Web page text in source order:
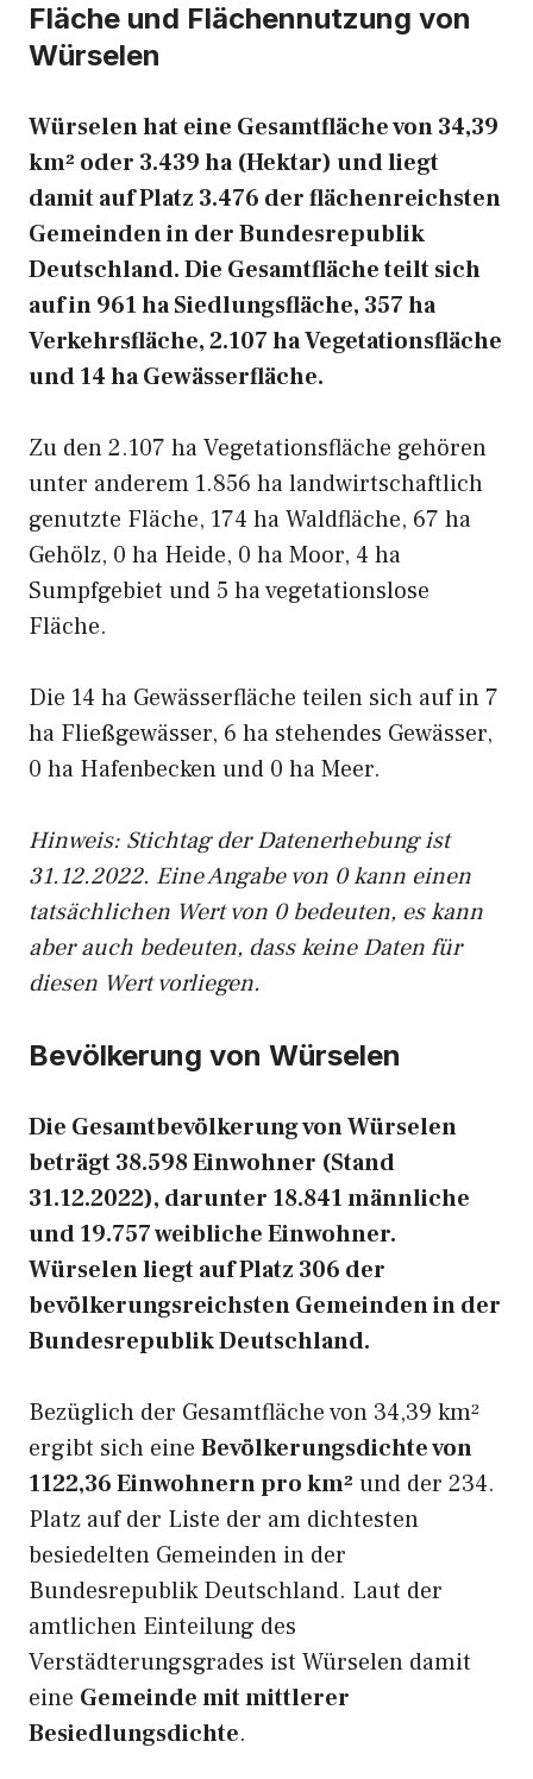
Fläche und Flächennutzung von
Würselen
Würselen hat eine Gesamtfläche von 34,39
km² oder 3.439 ha (Hektar) und liegt
damit auf Platz 3.476 der flächenreichsten
Gemeinden in der Bundesrepublik
Deutschland. Die Gesamtfläche teilt sich
auf in 961 ha Siedlungsfläche, 357 ha
Verkehrsfläche, 2.107 ha Vegetationsfläche
und 14 ha Gewässerfläche.
Zu den 2.107 ha Vegetationsfläche gehören
unter anderem 1.856 ha landwirtschaftlich
genutzte Fläche, 174 ha Waldfläche, 67 ha
Gehölz, 0 ha Heide, 0 ha Moor, 4 ha
Sumpfgebiet und 5 ha vegetationslose
Fläche.
Die 14 ha Gewässerfläche teilen sich auf in 7
ha Fließgewässer, 6 ha stehendes Gewässer,
0 ha Hafenbecken und 0 ha Meer.
Hinweis: Stichtag der Datenerhebung ist
31.12.2022. Eine Angabe von 0 kann einen
tatsächlichen Wert von 0 bedeuten, es kann
aber auch bedeuten, dass keine Daten für
diesen Wert vorliegen.
Bevölkerung von Würselen
Die Gesamtbevölkerung von Würselen
beträgt 38.598 Einwohner (Stand
31.12.2022), darunter 18.841 männliche
und 19.757 weibliche Einwohner.
Würselen liegt auf Platz 306 der
bevölkerungsreichsten Gemeinden in der
Bundesrepublik Deutschland.
Bezüglich der Gesamtfläche von 34,39 km²
ergibt sich eine Bevölkerungsdichte von
1122,36 Einwohnern pro km² und der 234.
Platz auf der Liste der am dichtesten
besiedelten Gemeinden in der
Bundesrepublik Deutschland. Laut der
amtlichen Einteilung des
Verstädterungsgrades ist Würselen damit
eine Gemeinde mit mittlerer
Besiedlungsdichte.